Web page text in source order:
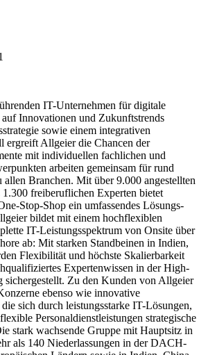
IT-Unternehmen für digitale
Innovationen und Zukunftstrends
sowie einem integrativen
ergreift Allgeier die Chancen der
mit individuellen fachlichen und
arbeiten gemeinsam für rund
allen Branchen. Mit über 9.000 angestellten
freiberuflichen Experten bietet
Stop-Shop ein umfassendes Lösungs-
bildet mit einem hochflexiblen
IT-Leistungsspektrum von Onsite über
ab: Mit starken Standbeinen in Indien,
Flexibilität und höchste Skalierbarkeit
Expertenwissen in der High-
sichergestellt. Zu den Kunden von Allgeier
ebenso wie innovative
sich durch leistungsstarke IT-Lösungen,
Personaldienstleistungen strategische
stark wachsende Gruppe mit Hauptsitz in
als 140 Niederlassungen in der DACH-